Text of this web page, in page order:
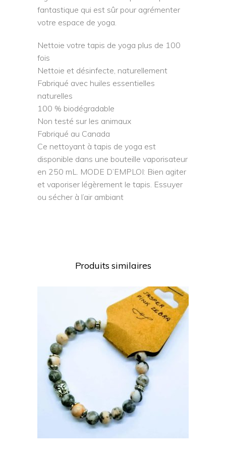
fantastique qui est sûr pour agrémenter
votre espace de yoga.
Nettoie votre tapis de yoga plus de 100
fois
Nettoie et désinfecte, naturellement
Fabriqué avec huiles essentielles
naturelles
100 % biodégradable
Non testé sur les animaux
Fabriqué au Canada
Ce nettoyant à tapis de yoga est
disponible dans une bouteille vaporisateur
en 250 mL. MODE D’EMPLOI: Bien agiter
et vaporiser légèrement le tapis. Essuyer
ou sécher à l’air ambiant
Produits similaires
AJOUTER AU PANIER